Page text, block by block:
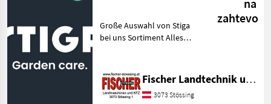
na
zahtevo
Große Auswahl von Stiga
bei uns Sortiment Alles
Kommen sie vorbei wir
beraten sie gerne Dom in
vrt Traktorska kosi
Fischer Landtechnik und Kfz KG
3073 Stössing